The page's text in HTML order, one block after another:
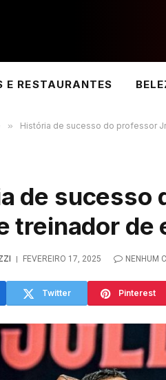
E RESTAURANTES
» História de sucesso do professor
de sucesso
treinador de
FEVEREIRO 17, 2025 NENHUM
Twitter Pinterest